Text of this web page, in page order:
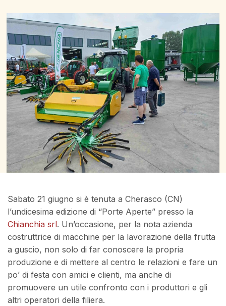
Sabato 21 giugno si è tenuta a Cherasco (CN)
l’undicesima edizione di “Porte Aperte” presso la
Chianchia srl. Un’occasione, per la nota azienda
costruttrice di macchine per la lavorazione della frutta
a guscio, non solo di far conoscere la propria
produzione e di mettere al centro le relazioni e fare un
po’ di festa con amici e clienti, ma anche di
promuovere un utile confronto con i produttori e gli
altri operatori della filiera.